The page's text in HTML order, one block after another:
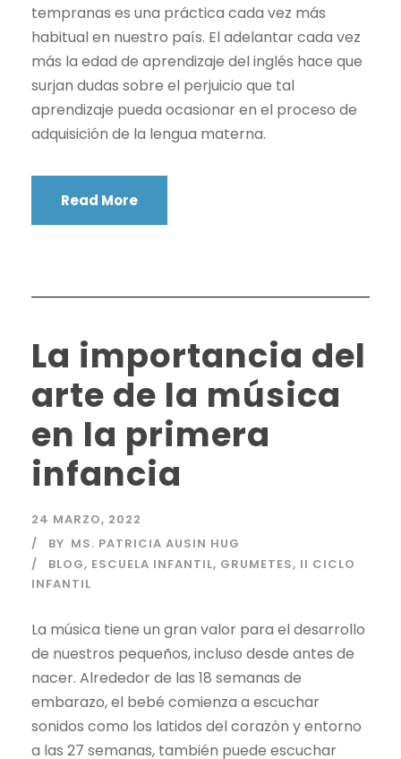
tempranas es una práctica cada vez más
habitual en nuestro país. El adelantar cada vez
más la edad de aprendizaje del inglés hace que
surjan dudas sobre el perjuicio que tal
aprendizaje pueda ocasionar en el proceso de
adquisición de la lengua materna.
Read More
La importancia del
arte de la música
en la primera
infancia
24 MARZO, 2022
BY MS. PATRICIA AUSIN HUG
BLOG, ESCUELA INFANTIL, GRUMETES, II CICLO
INFANTIL
La música tiene un gran valor para el desarrollo
de nuestros pequeños, incluso desde antes de
nacer. Alrededor de las 18 semanas de
embarazo, el bebé comienza a escuchar
sonidos como los latidos del corazón y entorno
a las 27 semanas, también puede escuchar